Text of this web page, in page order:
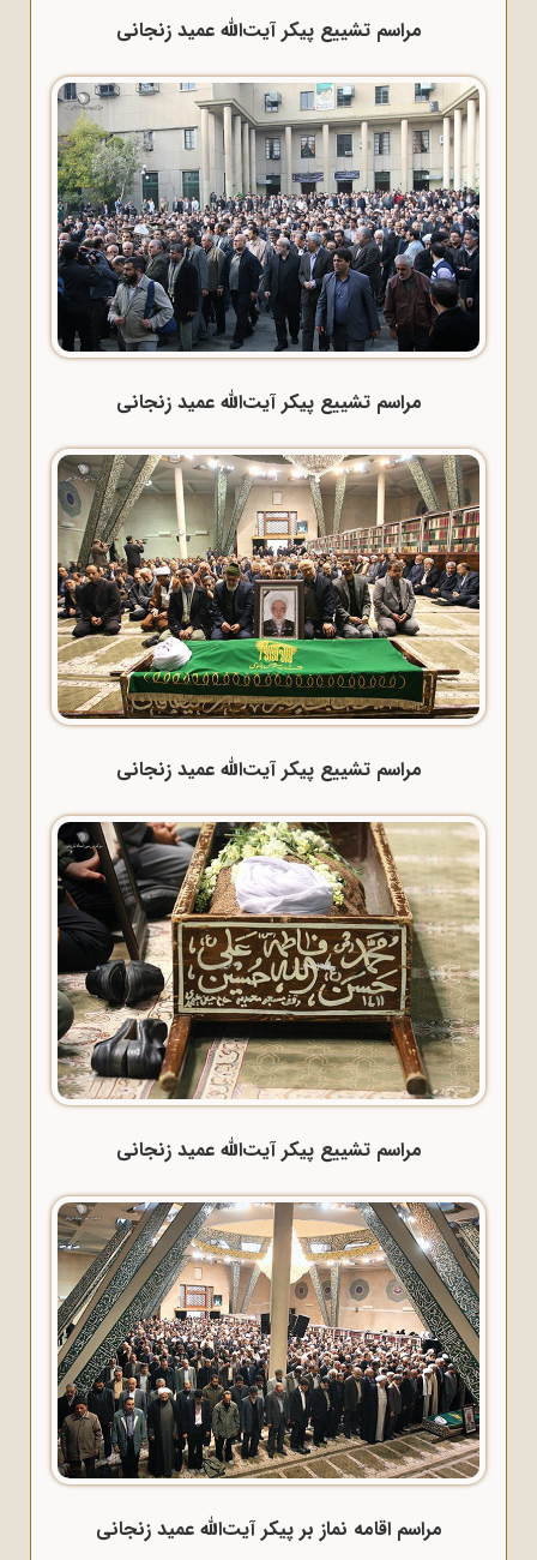
مراسم تشییع پیکر آیت‌الله عمید زنجانی
مراسم تشییع پیکر آیت‌الله عمید زنجانی
مراسم تشییع پیکر آیت‌الله عمید زنجانی
مراسم تشییع پیکر آیت‌الله عمید زنجانی
مراسم اقامه نماز بر پیکر آیت‌الله عمید زنجانی